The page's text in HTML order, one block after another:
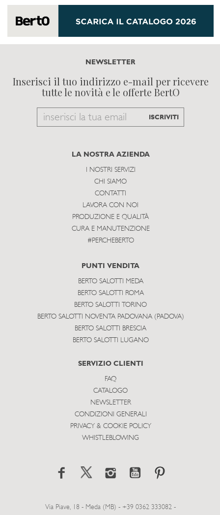
NEWSLETTER
Inserisci il tuo indirizzo e-mail per ricevere
tutte le novità e le offerte BertO
Email
subscribe
ISCRIVITI
LA NOSTRA AZIENDA
I NOSTRI SERVIZI
CHI SIAMO
CONTATTI
LAVORA CON NOI
PRODUZIONE E QUALITÀ
CURA E MANUTENZIONE
#PERCHEBERTO
PUNTI VENDITA
BERTO SALOTTI MEDA
BERTO SALOTTI ROMA
BERTO SALOTTI TORINO
BERTO SALOTTI NOVENTA PADOVANA (PADOVA)
BERTO SALOTTI BRESCIA
BERTO SALOTTI LUGANO
SERVIZIO CLIENTI
FAQ
CATALOGO
NEWSLETTER
CONDIZIONI GENERALI
PRIVACY & COOKIE POLICY
WHISTLEBLOWING
Via Piave, 18 - Meda (MB) - +39 0362 333082 -